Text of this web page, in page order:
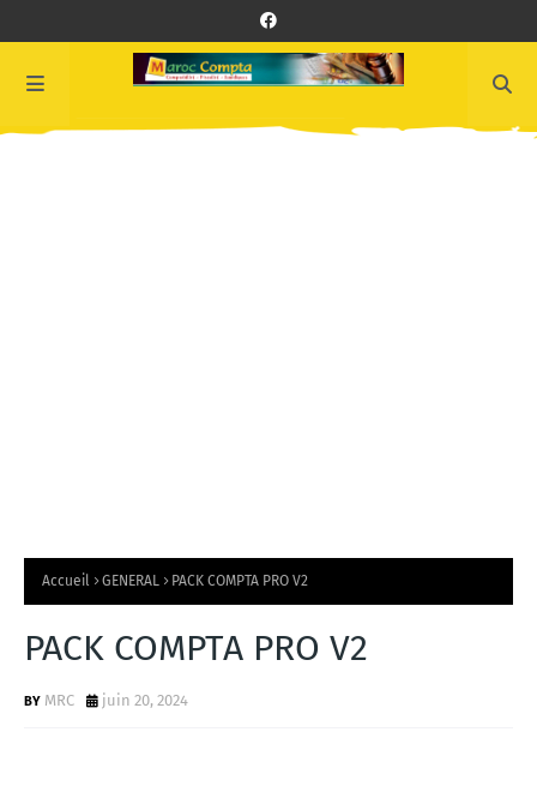
Accueil GENERAL PACK COMPTA PRO V2
PACK COMPTA PRO V2
MRC juin 20, 2024